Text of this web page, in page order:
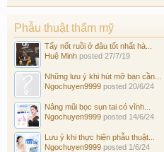
Phẫu thuật thẩm mỹ
Tẩy nốt ruồi ở đâu tốt nhất hà...
Huệ Minh posted 27/7/19
Những lưu ý khi hút mỡ bạn cần...
Ngochuyen9999 posted 20/6/24
Nâng mũi bọc sụn tai có vĩnh...
Ngochuyen9999 posted 14/6/24
Lưu ý khi thực hiện phẫu thuật...
Ngochuyen9999 posted 1/6/24